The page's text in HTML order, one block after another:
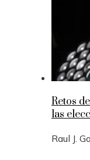
Retos
las
Raul J.